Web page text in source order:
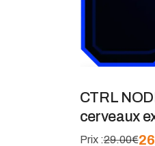
CTRL
cerveaux
Prix :29.00€